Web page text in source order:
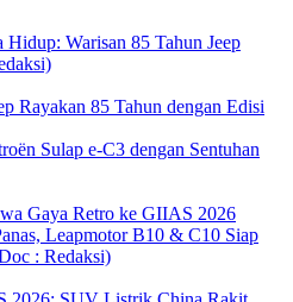
Rayakan 85 Tahun dengan Edisi
Gaya Retro ke GIIAS 2026